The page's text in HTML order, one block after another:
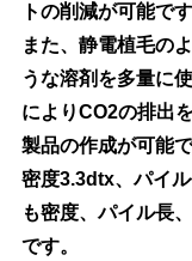
トの削減が可能です
また、静電植毛の
うな溶剤を多量に
によりCO2の排出
製品の作成が可能
密度3.3dtx、パイ
も密度、パイル長
です。